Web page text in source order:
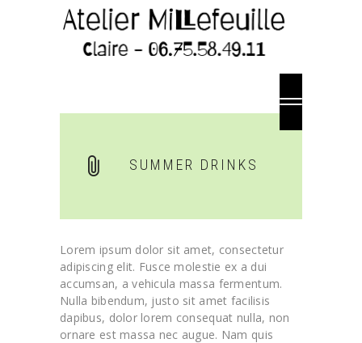
SUMMER DRINKS
Lorem ipsum dolor sit amet, consectetur
adipiscing elit. Fusce molestie ex a dui
accumsan, a vehicula massa fermentum.
Nulla bibendum, justo sit amet facilisis
dapibus, dolor lorem consequat nulla, non
ornare est massa nec augue. Nam quis